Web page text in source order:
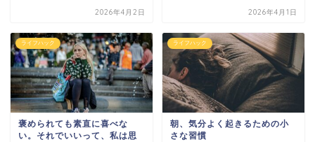
2026年4月2日 2026年4月1日
ライフハック
褒められても素直に喜べな
い。それでいいって、私は思
ライフハック
朝、気分よく起きるための小
さな習慣